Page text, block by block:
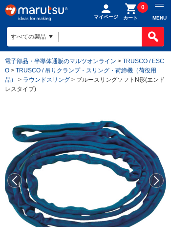
マイページ カート
0
MENU
電子部品・半導体通販のマルツオンライン > TRUSCO / ESC
O > TRUSCO / 吊りクランプ・スリング・荷締機（荷役用
品）
> ラウンドスリング > ブルースリングソフトN形(エンド
レスタイプ)